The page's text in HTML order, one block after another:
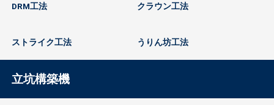
DRM工法 クラウン工法
ストライク工法 うりん坊工法
立坑構築機